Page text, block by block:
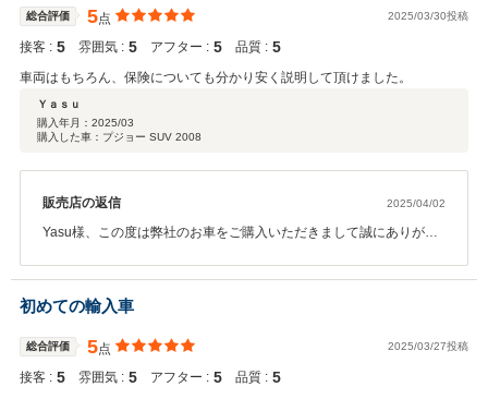
総合評価 5点 2025/03/30投稿
接客 : 5 雰囲気 : 5 アフター : 5 品質 : 5
車両はもちろん、保険についても分かり安く説明して頂けました。
Ｙａｓｕ
購入年月： 2025/03
購入した車：プジョー SUV 2008
販売店の返信 2025/04/02
Yasu様、この度は弊社のお車をご購入いただきまして誠にありがと
ンテナンスなどでしっかりサポートいたしますので、頼って頂けれ
ばと思います！ありがとうございました！
初めての輸入車
総合評価 5点 2025/03/27投稿
接客 : 5 雰囲気 : 5 アフター : 5 品質 : 5